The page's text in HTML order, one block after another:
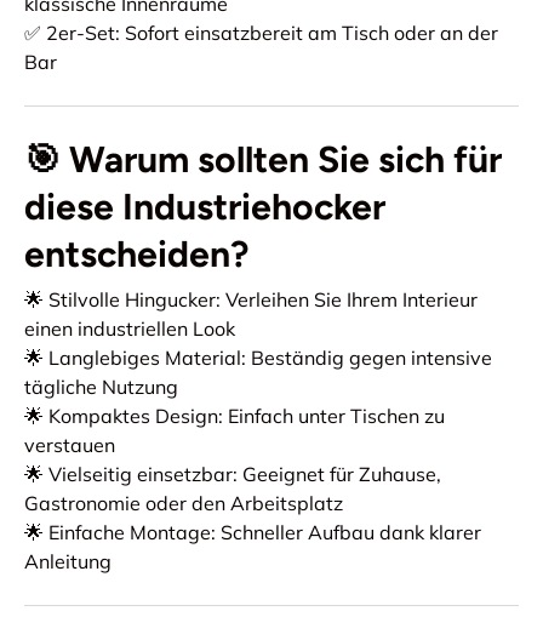
✅ 2er-Set: Sofort einsatzbereit am Tisch oder an der
Bar
🎯 Warum sollten Sie sich für
diese Industriehocker
entscheiden?
🌟 Stilvolle Hingucker: Verleihen Sie Ihrem Interieur
einen industriellen Look
🌟 Langlebiges Material: Beständig gegen intensive
tägliche Nutzung
🌟 Kompaktes Design: Einfach unter Tischen zu
verstauen
🌟 Vielseitig einsetzbar: Geeignet für Zuhause,
Gastronomie oder den Arbeitsplatz
🌟 Einfache Montage: Schneller Aufbau dank klarer
Anleitung